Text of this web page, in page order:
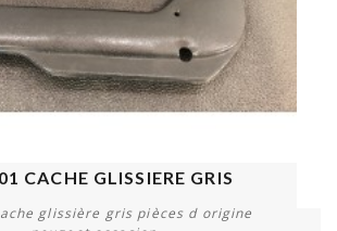
CACHE GLISSIERE GRIS
glissière gris pièces d origine